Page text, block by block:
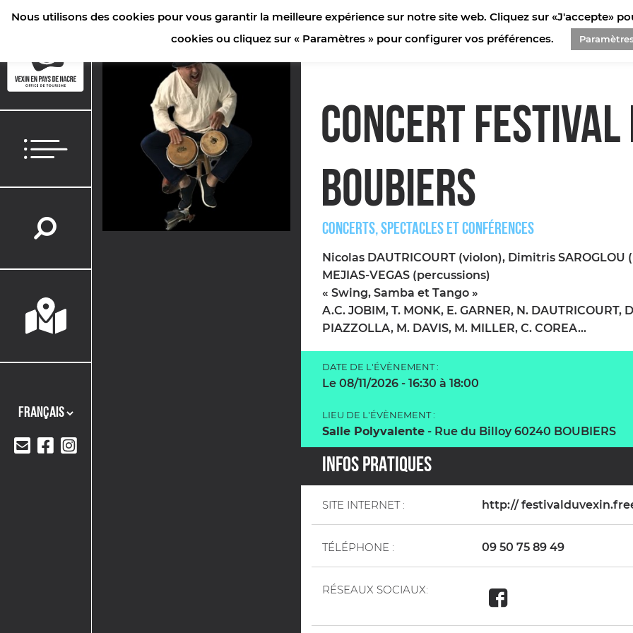
ACCUEIL>AGENDA>CONCERT FESTIVAL DU VEXIN - BOUBIERS
CONCERT
BOUBIERS
CONCERTS, SPECTACLES ET CONFÉRENCES
Nicolas DAUTRICOURT (violon), Dimitris SAROGLOU
MEJIAS-VEGAS (percussions)
« Swing, Samba et Tango »
A.C. JOBIM, T. MONK, E. GARNER, N. DAUTRICOURT,
PIAZZOLLA, M. DAVIS, M. MILLER, C. COREA...
DATE DE L'ÉVÈNEMENT :
Le 08/11/2026 - 16:30 à 18:00
LIEU DE L'ÉVÈNEMENT :
Salle Polyvalente - Rue du Billoy 60240 BOUBIERS
SITE INTERNET : http://
TÉLÉPHONE : 09 50 75 89 49
RÉSEAUX SOCIAUX:
INFOS PRATIQUES
Nous utilisons des cookies pour vous garantir la meilleure expérience sur notre site web. Cliquez sur «J'accepte»
cookies ou cliquez sur « Paramètres » pour configurer vos préférences.